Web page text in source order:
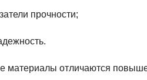
прочности;
материалы отличаются